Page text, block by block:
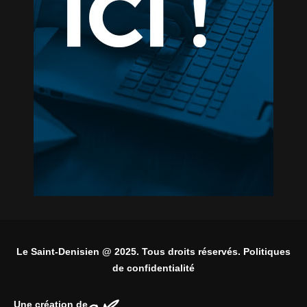
Le Saint-Denisien @ 2025. Tous droits réservés. Politiques
de confidentialité
Une création de